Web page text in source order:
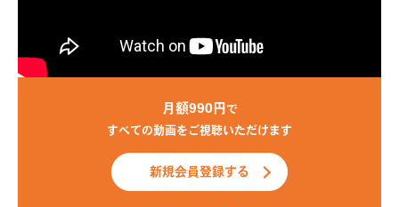
月額990円 で
すべての動画をご視聴いただけます
新規会員登録する